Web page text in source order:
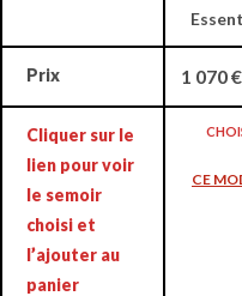
Prix 1 070
Cliquer sur le
lien pour voir
le semoir
choisi et
l’ajouter au
panier
CE